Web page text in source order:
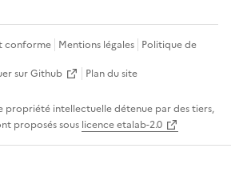
conforme Mentions légales Politique de
sur Github Plan du site
propriété intellectuelle détenue par des tiers,
proposés sous licence etalab-2.0